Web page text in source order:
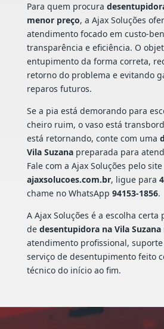
Para quem procura
menor preço, a Ajax Soluções
atendimento focado em custo-
transparência e eficiência. O
entupimento da forma correta,
retorno do problema e evitando
reparos futuros.
Se a pia está demorando para
cheiro ruim, o vaso está
está retornando, conte com uma
Vila Suzanapreparada para
Fale com a Ajax Soluções pelo site
ajaxsolucoes.com.br, ligue para
chame no WhatsApp 94153-1856.
A Ajax Soluções é a escolha
de desentupidora na Vila
atendimento profissional,
serviço de desentupimento feito
técnico do início ao fim.